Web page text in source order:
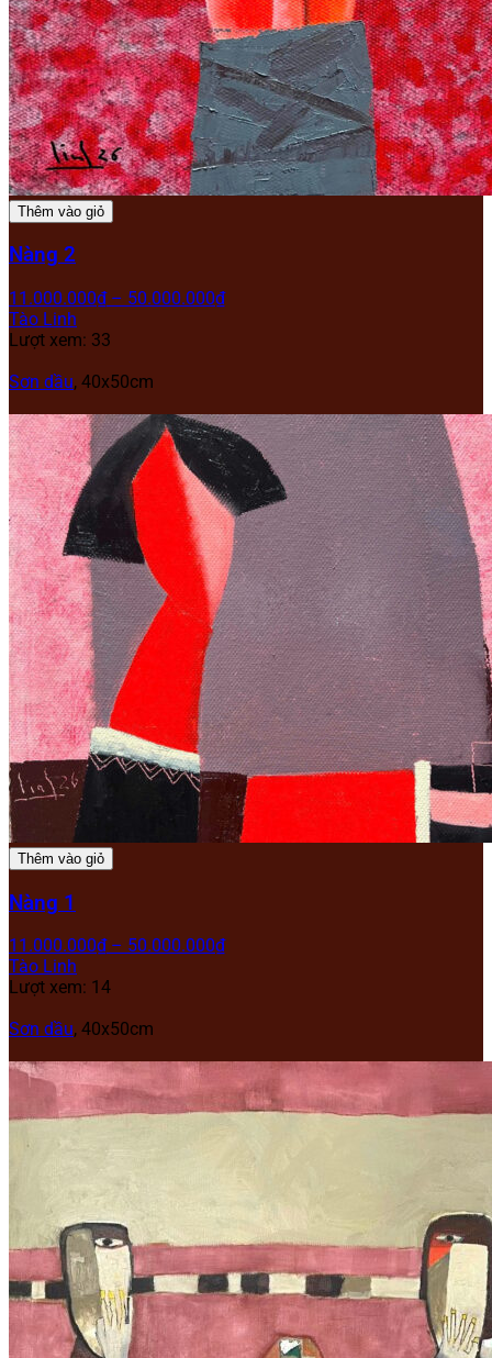
Thêm vào giỏ
Nàng 2
11.000.000₫ – 50.000.000₫
Tào Linh
Lượt xem: 33
Sơn dầu, 40x50cm
Thêm vào giỏ
Nàng 1
11.000.000₫ – 50.000.000₫
Tào Linh
Lượt xem: 14
Sơn dầu, 40x50cm